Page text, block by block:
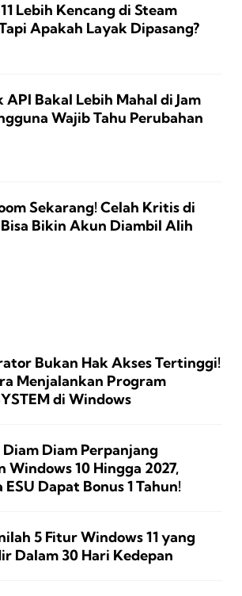
Lebih Kencang di Steam
Apakah Layak Dipasang?
API Bakal Lebih Mahal di Jam
Wajib Tahu Perubahan
Sekarang! Celah Kritis di
Bikin Akun Diambil Alih
Bukan Hak Akses Tertinggi!
Menjalankan Program
di Windows
Diam Perpanjang
Windows 10 Hingga 2027,
ESU Dapat Bonus 1 Tahun!
5 Fitur Windows 11 yang
Dalam 30 Hari Kedepan